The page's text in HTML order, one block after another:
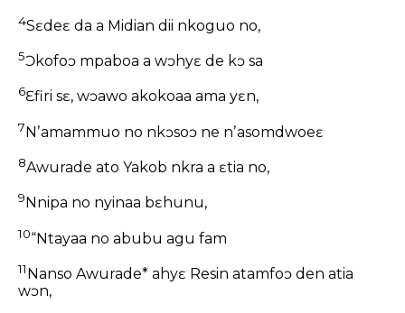
4Sɛdeɛ da a Midian dii nkoguo no,
5Ɔkofoɔ mpaboa a wɔhyɛ de kɔ sa
6Ɛfiri sɛ, wɔawo akokoaa ama yɛn,
7Nʼamammuo no nkɔsoɔ ne nʼasomdwoeɛ
8Awurade ato Yakob nkra a ɛtia no,
9 Nnipa no nyinaa bɛhunu,
10“Ntayaa no abubu agu fam
11 Nanso Awurade* ahyɛ Resin atamfoɔ den atia
wɔn,